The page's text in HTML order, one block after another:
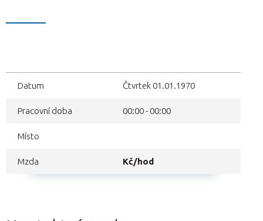
Datum Čtvrtek 01.01.1970
Pracovní doba 00:00 - 00:00
Místo
Mzda Kč/hod